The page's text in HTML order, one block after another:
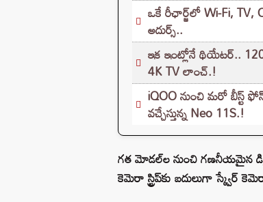
ఒకే రీఛార్జ్‌లో Wi-Fi, TV,
అదుర్స్..
ఇక ఇంట్లోనే థియేటర్..
4K TV లాంచ్.!
iQOO నుంచి మరో బీస్ట్
వచ్చేస్తున్న Neo 11S.!
గత మోడల్‌ల నుంచి గణనీయమైన
కెమెరా స్ట్రిప్‌కు బదులుగా స్క్వేర్